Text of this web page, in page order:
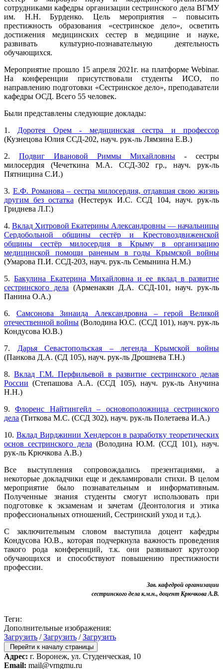
сотрудниками кафедры организации сестринского дела ВГМУ
им. Н.Н. Бурденко. Цель мероприятия – повысить
престижность образования «сестринское дело», осветить
достижения медицинских сестер в медицине и науке,
развивать культурно-познавательную деятельность
обучающихся.
Мероприятие прошло 15 апреля 2021г. на платформе Webinar.
На конференции присутствовали студенты ИСО, по
направлению подготовки «Сестринское дело», преподаватели
кафедры ОСД. Всего 55 человек.
Были представлены следующие доклады:
1. Доротея Орем - медицинская сестра и профессор
(Кузнецова Юлия ССД-202, науч. рук-ль Лямзина Е.В.)
2. Подвиг Ивановой Риммы Михайловны - сестры
милосердия (Чечеткина М.А. ССД-302 гр., науч. рук-ль
Пятницина С.И.)
3. Е.Ф. Романова – сестра милосердия, отдавшая свою жизнь
другим без остатка (Нестерук И.С. ССД 104, науч. рук-ль
Гриднева Л.Г.)
4. Вклад Хитровой Екатерины Александровны — начальницы
Сердобольной общины сестёр и Крестовоздвиженской
общины сестёр милосердия в Крыму в организацию
медицинской помощи раненым в годы Крымской войны
(Умарова П.И. ССД-203, науч. рук-ль Семынина Н.М.)
5.Бакулина Екатерина Михайловна и ее вклад в развитие
сестринского дела (Арменакян Д.А. ССД-101, науч. рук-ль
Панина О.А.)
6. Самсонова Зинаида Александровна – герой Великой
отечественной войны (Володина Ю.С. (ССД 101), науч. рук-ль
Кондусова Ю.В.)
7. Дарья Севастопольская – легенда Крымской войны
(Панкова Д.А. (СД 105), науч. рук-ль Дрошнева Т.Н.)
8.Вклад Г.М. Перфильевой в развитие сестринского делав
России (Степашова А.А. (ССД 105), науч. рук-ль Анучина
Н.Н.)
9.Флоренс Найтингейл – основоположница сестринского
дела (Титкова М.С. (ССД 302), науч. рук-ль Полетаева И.А.)
10. Вклад Вирджинии Хендерсон в разработку теоретических
основ сестринского дела (Володина Ю.М. (ССД 101), науч.
рук-ль Крючкова А.В.)
Все выступления сопровождались презентациями, а
некоторые докладчики еще и декламировали стихи. В целом
мероприятие было познавательным и информативным.
Полученные знания студенты смогут использовать при
подготовке к экзаменам и зачетам (Деонтология и этика
профессиональных отношений, Сестринский уход и т.д.).
С заключительным словом выступила доцент кафедры
Кондусова Ю.В., которая подчеркнула важность проведения
такого рода конференций, т.к. они развивают кругозор
обучающихся и способствуют повышению престижности
профессии.
Зав. кафедрой организации
сестринского дела к.м.н., доцент Крючкова А.В.
Теги:
Дополнительные изображения:
Загрузить /Загрузить /Загрузить
Перейти к началу страницы
Адрес: г. Воронеж, ул. Студенческая, 10
Email: mail@vrngmu.ru